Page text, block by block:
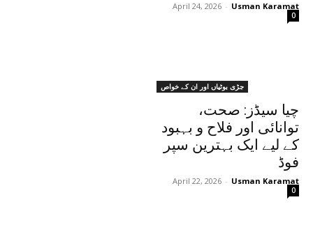
Usman Karamat
-
April 24, 2026
0
جڑی بوٹیاں اور ان کے خواص
چیا سیڈز: صحت،
توانائی اور فلاح و بہبود
کے لیے ایک بہترین سپر
فوڈ
Usman Karamat
-
April 22, 2026
0